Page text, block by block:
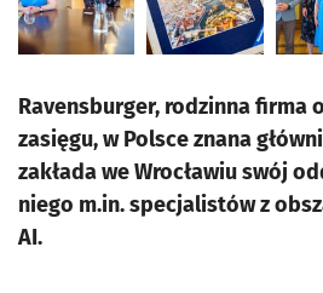
Ravensburger, rodzinna firma
zasięgu, w Polsce znana
zakłada we Wrocławiu swój
niego m.in. specjalistów z
AI.